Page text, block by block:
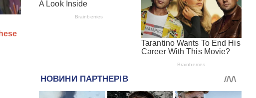
Війна з Росією
Санкції проти росії
Гуманітарна допомога